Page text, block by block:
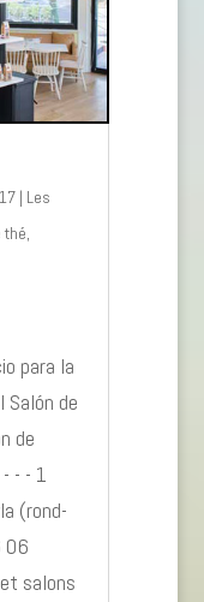
| Les
thé,
para la
Salón de
de
- - 1
(rond-
06
salons